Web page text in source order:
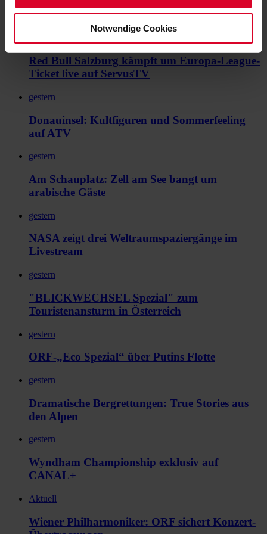
Notwendige Cookies
Ticket
Red Bull Salzburg kämpft um Europa-League-
Ticket live auf ServusTV
gestern
Donauinsel: Kultfiguren und Sommerfeeling
auf ATV
gestern
Am Schauplatz: Zell am See bangt um
arabische Gäste
gestern
NASA zeigt drei Weltraumspaziergänge im
Livestream
gestern
"BLICKWECHSEL Spezial" zum
Touristenansturm in Österreich
gestern
ORF-„Eco Spezial“ über Putins Flotte
gestern
Dramatische Bergrettungen: True Stories aus
den Alpen
gestern
Wyndham Championship exklusiv auf
CANAL+
Aktuell
Wiener Philharmoniker: ORF sichert Konzert-